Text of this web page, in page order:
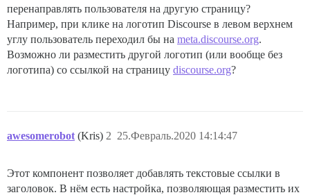
перенаправлять пользователя на другую страницу?
Например, при клике на логотип Discourse в левом верхнем
углу пользователь переходил бы на meta.discourse.org.
Возможно ли разместить другой логотип (или вообще без
логотипа) со ссылкой на страницу discourse.org?
awesomerobot (Kris) 25.Февраль.2020 14:14:47
2
Этот компонент позволяет добавлять текстовые ссылки в
заголовок. В нём есть настройка, позволяющая разместить их